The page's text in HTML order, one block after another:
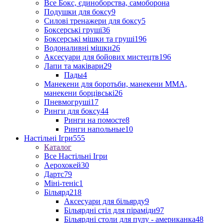
Все Бокс, єдиноборства, самоборона
Подушки для боксу9
Силові тренажери для боксу5
Боксерські груші36
Боксерські мішки та груші196
Водоналивні мішки26
Аксесуари для бойових мистецтв196
Лапи та маківари29
Пады4
Манекени для боротьби, манекени ММА,
манекени борцівські26
Пневмогруші17
Ринги для боксу44
Ринги на помосте8
Ринги напольные10
Настільні Ігри555
Каталог
Все Настільні Ігри
Аерохокей30
Дартс79
Міні-теніс1
Більярд218
Аксесуари для більярду9
Більярдні стіл для піраміди97
Більярдні столи для пулу - американка48